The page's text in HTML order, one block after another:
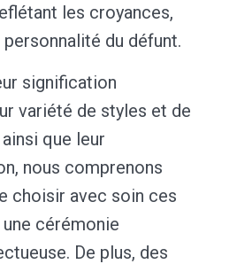
les croyances,
du défunt.
signification
variété de styles et de
que leur
nous comprenons
choisir avec soin ces
cérémonie
De plus, des